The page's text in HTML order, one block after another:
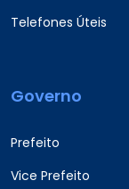
Telefones Úteis
Governo
Prefeito
Vice Prefeito